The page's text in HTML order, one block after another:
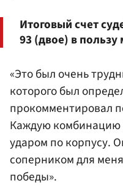
Итоговый счет
93 (двое) в
«Это был очень
которого был
прокомментировал
Каждую комбинацию
ударом по корпусу.
соперником для
победы».